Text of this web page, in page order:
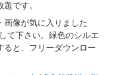
です。
画像が気に入りました
して下さい。緑色のシルエ
ると、フリーダウンロー